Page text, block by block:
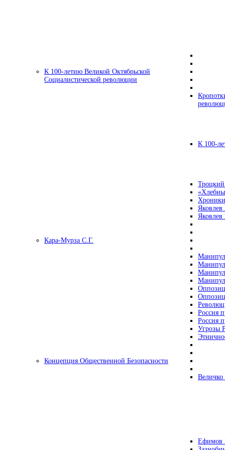
К 100-летию Великой Октябрьской
Социалистической революции
К 100-
Кара-Мурза С.Г.
Россия
Россия
Угрозы
Концепция Общественной Безопасности
Ефимов